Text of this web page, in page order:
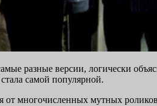
разные версии, логически
самой популярной.
от многочисленных мутных